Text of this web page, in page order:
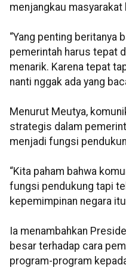
menjangkau masyarakat
“Yang penting beritanya
pemerintah harus tepat
menarik. Karena tepat
nanti nggak ada yang
Menurut Meutya,
strategis dalam
menjadi fungsi
“Kita paham bahwa
fungsi pendukung tapi
kepemimpinan negara
Ia menambahkan
besar terhadap cara
program-program